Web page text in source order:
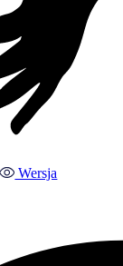
Wersja